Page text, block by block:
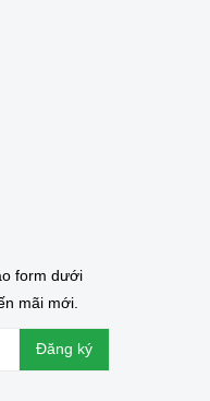
form dưới
mãi mới.